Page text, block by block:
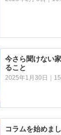
今さら聞けない
ること
2025年1月30日｜
コラムを始めま